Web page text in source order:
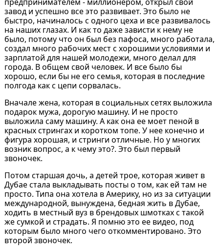
завод и успешно все это развивает. Это было не
быстро, начиналось с одного цеха и все развивалось
на наших глазах. И как то даже зависти к нему не
было, потому что он был без пафоса, много работала,
создал много рабочих мест с хорошими условиями и
зарплатой для нашей молодежи, много делал для
города. В общем свой человек. И все было бы
хорошо, если бы не его семья, которая в последние
полгода как с цепи сорвалась.
Вначале жена, которая в социальных сетях выложила
подарок мужа, дорогую машину. И не просто
выложила саму машину. А как она ее моет пеной в
красных стрингах и коротком топе. У нее конечно и
фигура хорошая, и стринги отличные. Но у многих
возник вопрос, а к чему это?. Это был первый
звоночек.
Потом старшая дочь, а детей трое, которая живет в
Дубае стала выкладывать посты о том, как ей там не
просто. Типа она хотела в Америку, но из за ситуации
международной, вынуждена, бедная жить в Дубае,
ходить в местный вуз в брендовых шмотках с такой
же сумкой и страдать. Я помню это ее видео, под
которым было много чего откомментировано. Это
второй звоночек.